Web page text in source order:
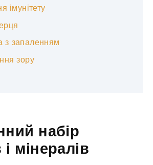
імунітету
з запаленням
зору
набір
і мінералів